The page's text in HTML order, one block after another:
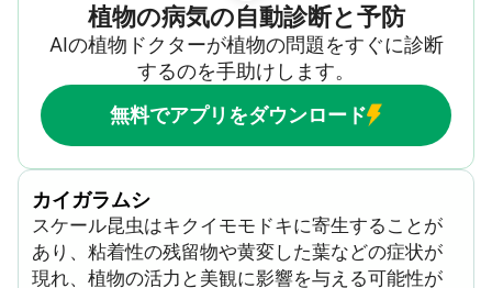
植物の病気の自動診断と予防
AIの植物ドクターが植物の問題をすぐに診断
するのを手助けします。
無料でアプリをダウンロード
カイガラムシ
スケール昆虫はキクイモモドキに寄生することが
あり、粘着性の残留物や黄変した葉などの症状が
現れ、植物の活力と美観に影響を与える可能性が